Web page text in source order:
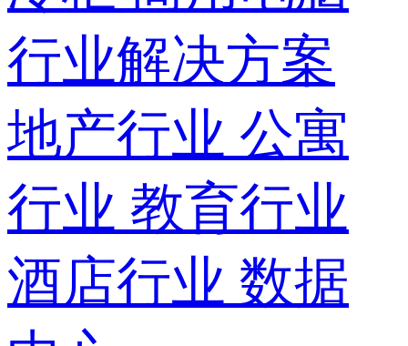
行业解决方案
地产行业 公寓
行业 教育行业
酒店行业 数据